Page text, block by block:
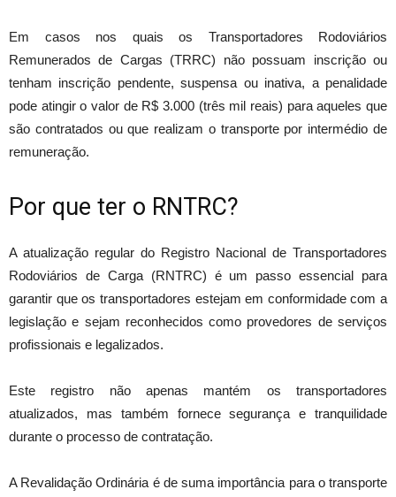
Em casos nos quais os Transportadores Rodoviários
Remunerados de Cargas (TRRC) não possuam inscrição ou
tenham inscrição pendente, suspensa ou inativa, a penalidade
pode atingir o valor de R$ 3.000 (três mil reais) para aqueles que
são contratados ou que realizam o transporte por intermédio de
remuneração.
Por que ter o RNTRC?
A atualização regular do Registro Nacional de Transportadores
Rodoviários de Carga (RNTRC) é um passo essencial para
garantir que os transportadores estejam em conformidade com a
legislação e sejam reconhecidos como provedores de serviços
profissionais e legalizados.
Este registro não apenas mantém os transportadores
atualizados, mas também fornece segurança e tranquilidade
durante o processo de contratação.
A Revalidação Ordinária é de suma importância para o transporte